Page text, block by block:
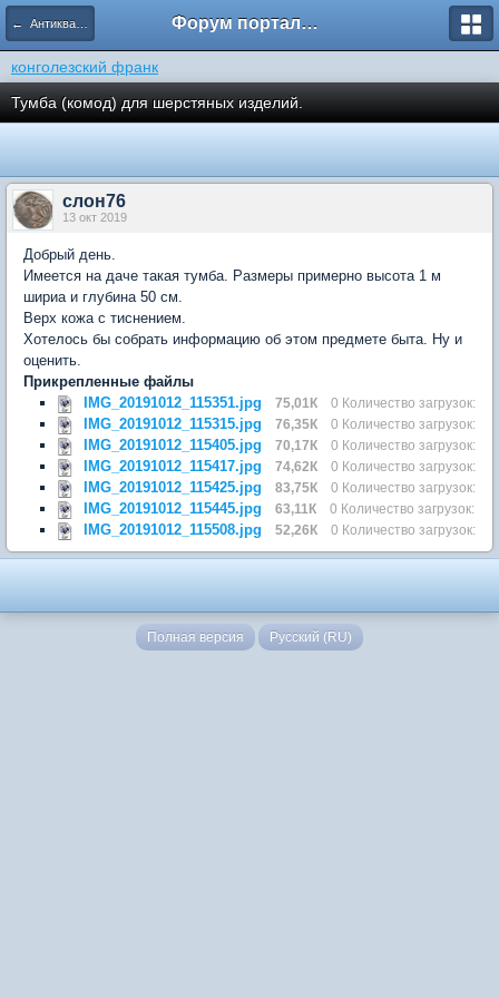
← Антикварная мебель/Изделия из дерева Форум портала кладоискателей Реликвия
конголезский франк
Тумба (комод) для шерстяных изделий.
слон76
13 окт 2019
Добрый день.
Имеется на даче такая тумба. Размеры примерно высота 1 м
шириа и глубина 50 см.
Верх кожа с тиснением.
Хотелось бы собрать информацию об этом предмете быта. Ну и
оценить.
Прикрепленные файлы
IMG_20191012_115351.jpg
75,01К 0 Количество загрузок:
IMG_20191012_115315.jpg 76,35К 0 Количество загрузок:
IMG_20191012_115405.jpg 70,17К 0 Количество загрузок:
IMG_20191012_115417.jpg 74,62К 0 Количество загрузок:
IMG_20191012_115425.jpg 83,75К 0 Количество загрузок:
IMG_20191012_115445.jpg 63,11К 0 Количество загрузок:
IMG_20191012_115508.jpg 52,26К 0 Количество загрузок:
Полная версия Русский (RU)